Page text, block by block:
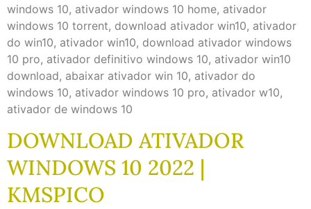
windows 10, ativador windows 10 home, ativador
windows 10 torrent, download ativador win10, ativador
do win10, ativador win10, download ativador windows
10 pro, ativador definitivo windows 10, ativador win10
download, abaixar ativador win 10, ativador do
windows 10, ativador windows 10 pro, ativador w10,
ativador de windows 10
DOWNLOAD ATIVADOR
WINDOWS 10 2022 |
KMSPICO